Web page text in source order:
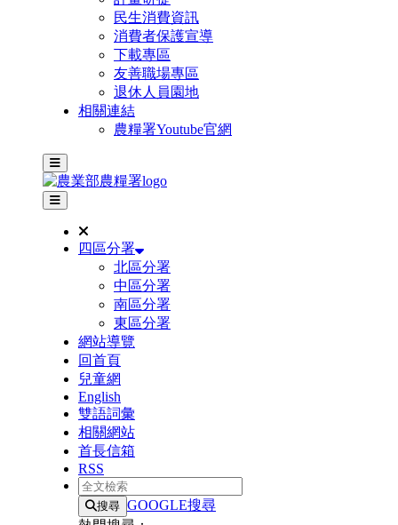
民生消費資訊
消費者保護宣導
下載專區
友善職場專區
退休人員園地
相關連結
農糧署Youtube官網
主選單
其他網站選單
四區分署
北區分署
中區分署
南區分署
東區分署
網站導覽
回首頁
兒童網
English
雙語詞彙
相關網站
首長信箱
RSS
全文檢索
搜尋 GOOGLE搜尋